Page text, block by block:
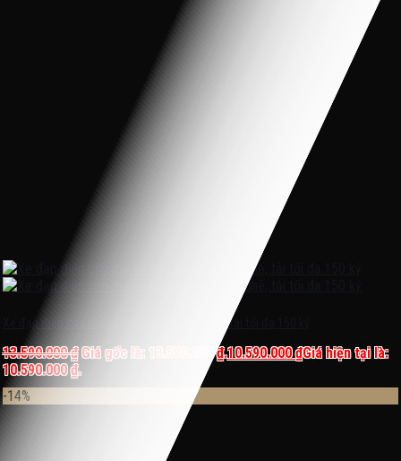
Xe đạp điện cho mẹ và bé Lihaze, 3 yên ghế, tải tối đa 150 ký
13.590.000₫ Giá gốc là: 13.590.000 ₫.10.590.000₫Giá hiện tại là:
10.590.000 ₫.
-14%